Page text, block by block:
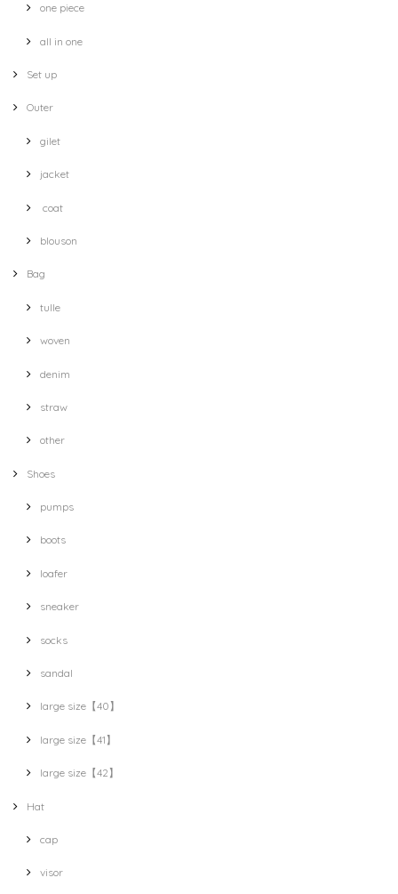
one piece
all in one
Set up
Outer
gilet
jacket
coat
blouson
Bag
tulle
woven
denim
straw
other
Shoes
pumps
boots
loafer
sneaker
socks
sandal
large size【40】
large size【41】
large size【42】
Hat
cap
visor